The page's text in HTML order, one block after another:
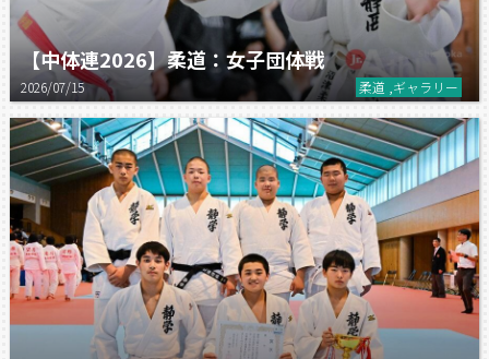
【中体連2026】柔道：女子団体戦
2026/07/15 柔道 ,ギャラリー